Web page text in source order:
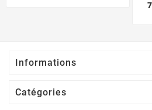
Informations
Catégories